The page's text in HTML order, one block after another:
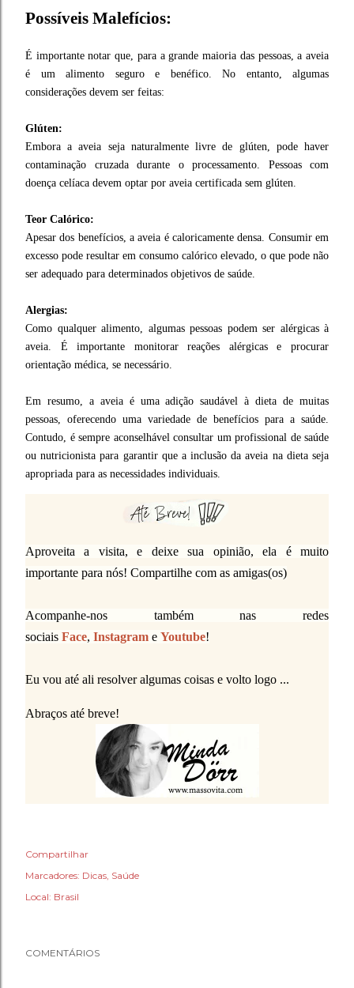
Possíveis Malefícios:
É importante notar que, para a grande maioria das pessoas, a aveia
é um alimento seguro e benéfico. No entanto, algumas
considerações devem ser feitas:
Glúten:
Embora a aveia seja naturalmente livre de glúten, pode haver
contaminação cruzada durante o processamento. Pessoas com
doença celíaca devem optar por aveia certificada sem glúten.
Teor Calórico:
Apesar dos benefícios, a aveia é caloricamente densa. Consumir em
excesso pode resultar em consumo calórico elevado, o que pode não
ser adequado para determinados objetivos de saúde.
Alergias:
Como qualquer alimento, algumas pessoas podem ser alérgicas à
aveia. É importante monitorar reações alérgicas e procurar
orientação médica, se necessário.
Em resumo, a aveia é uma adição saudável à dieta de muitas
pessoas, oferecendo uma variedade de benefícios para a saúde.
Contudo, é sempre aconselhável consultar um profissional de saúde
ou nutricionista para garantir que a inclusão da aveia na dieta seja
apropriada para as necessidades individuais.
Aproveita a visita, e deixe sua opinião, ela é muito
importante para nós! Compartilhe com as amigas(os)
Acompanhe-nos também nas redes
sociais Face, Instagram e Youtube!
Eu vou até ali resolver algumas coisas e volto logo ...
Abraços até breve!
Compartilhar
Marcadores: Dicas Saúde
Local: Brasil
COMENTÁRIOS